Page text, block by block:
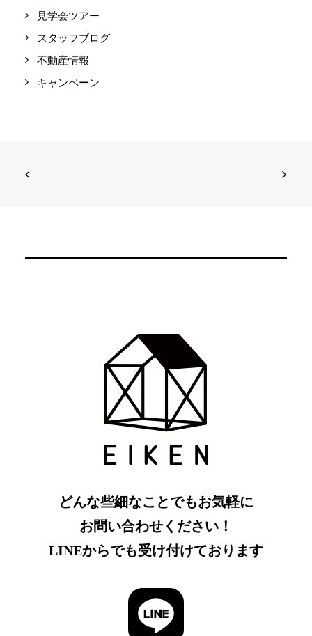
見学会ツアー
スタッフブログ
不動産情報
キャンペーン
どんな些細なことでもお気軽に
お問い合わせください！
LINEからでも受け付けております